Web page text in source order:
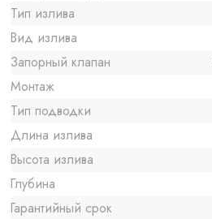
Тип излива
Вид излива
Запорный клапан
Монтаж
Тип подводки
Длина излива
Высота излива
Глубина
Гарантийный срок